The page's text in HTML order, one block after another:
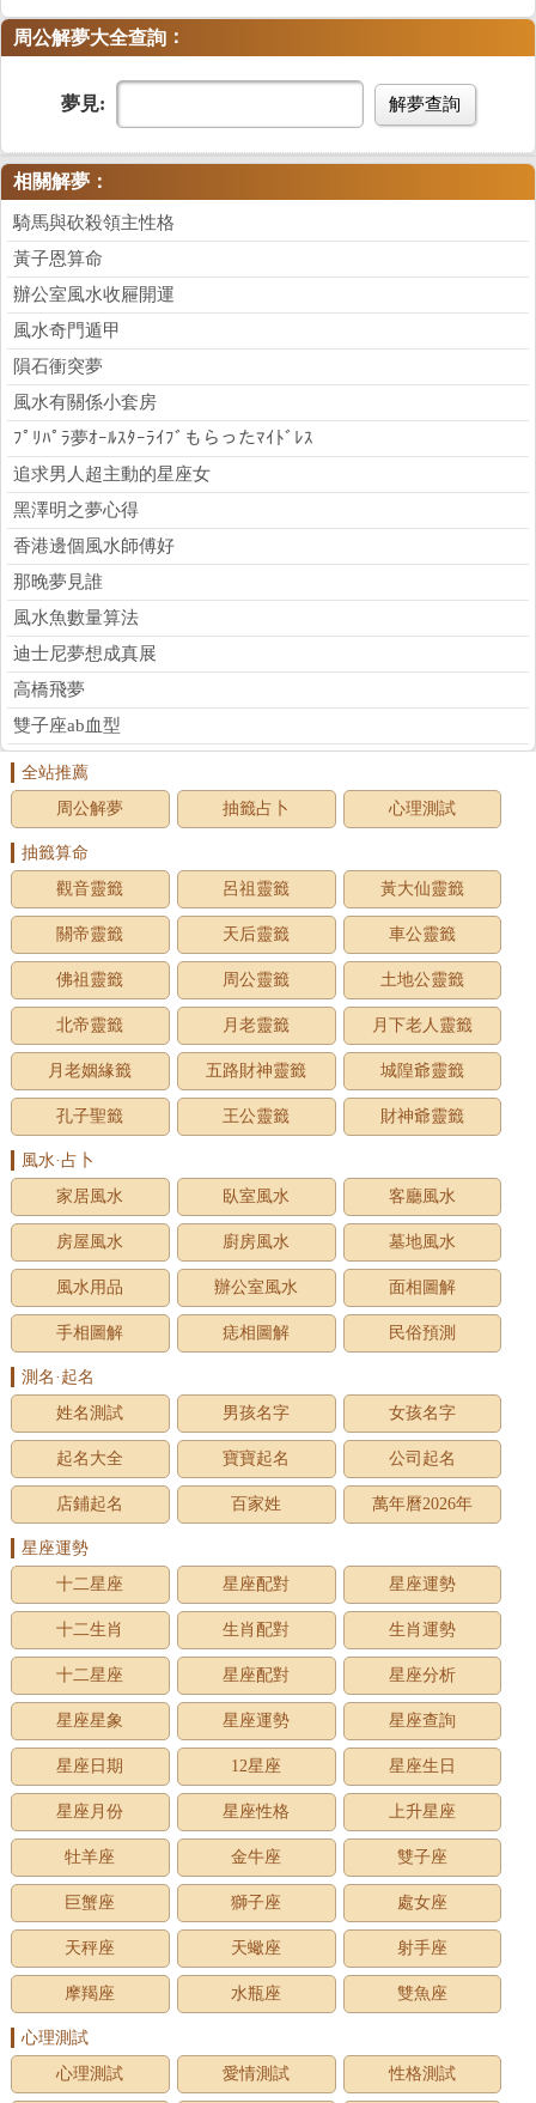
周公解夢大全查詢 ：
夢見: 解夢查詢
相關解夢：
騎馬與砍殺領主性格
黃子恩算命
辦公室風水收屜開運
風水奇門遁甲
隕石衝突夢
風水有關係小套房
ﾌﾟﾘﾊﾟﾗ夢ｵｰﾙｽﾀｰﾗｲﾌﾞもらったﾏｲﾄﾞﾚｽ
追求男人超主動的星座女
黑澤明之夢心得
香港邊個風水師傅好
那晚夢見誰
風水魚數量算法
迪士尼夢想成真展
高橋飛夢
雙子座ab血型
全站推薦
周公解夢
抽籤占卜 心理測試
抽籤算命
觀音靈籤
呂祖靈籤 黃大仙靈籤
關帝靈籤 天后靈籤 車公靈籤
佛祖靈籤 周公靈籤 土地公靈籤
北帝靈籤 月老靈籤 月下老人靈籤
月老姻緣籤 五路財神靈籤 城隍爺靈籤
孔子聖籤 王公靈籤 財神爺靈籤
風水·占卜
家居風水
臥室風水 客廳風水
房屋風水 廚房風水 墓地風水
風水用品 辦公室風水 面相圖解
手相圖解 痣相圖解 民俗預測
測名·起名
姓名測試
男孩名字 女孩名字
起名大全 寶寶起名 公司起名
店鋪起名 百家姓 萬年曆2026年
星座運勢
十二星座
星座配對 星座運勢
十二生肖 生肖配對 生肖運勢
十二星座 星座配對 星座分析
星座星象 星座運勢 星座查詢
星座日期 12星座 星座生日
星座月份 星座性格 上升星座
牡羊座 金牛座 雙子座
巨蟹座 獅子座 處女座
天秤座 天蠍座 射手座
摩羯座 水瓶座 雙魚座
心理測試
心理測試
愛情測試 性格測試